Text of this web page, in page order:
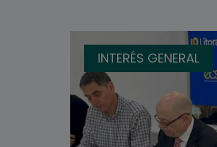
INTERÉS GENERAL